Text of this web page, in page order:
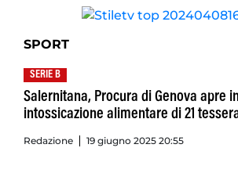
SPORT
SERIE B
Salernitana, Procura di Genova apre
intossicazione alimentare di 21
Redazione 19 giugno 2025 20:55